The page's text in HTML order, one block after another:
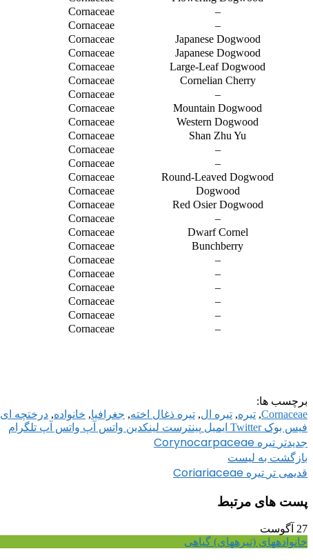
–
Cornaceae
–
Cornaceae
Japanese Dogwood
Cornaceae
Japanese Dogwood
Cornaceae
Large-Leaf Dogwood
Cornaceae
Cornelian Cherry
Cornaceae
–
Cornaceae
Mountain Dogwood
Cornaceae
Western Dogwood
Cornaceae
Shan Zhu Yu
Cornaceae
–
Cornaceae
–
Cornaceae
Round-Leaved Dogwood
Cornaceae
Dogwood
Cornaceae
Red Osier Dogwood
Cornaceae
–
Cornaceae
Dwarf Cornel
Cornaceae
Bunchberry
Cornaceae
–
Cornaceae
–
Cornaceae
–
Cornaceae
–
Cornaceae
–
Cornaceae
–
Cornaceae
برچسب ها:
Cornaceae
, تیره, تیره ال, تیره ذغال اخته, جغرافیا, خانواده, درختچه ای
فیس بوک Twitter ایمیل پینترست لینکدین واتس آپ واتس آپ تلگرام
جدیدتر تیره Corynocarpaceae
بازگشت به لیست
قدیمی تر تیره Coriariaceae
پست های مرتبط
27 آگوست
خانواده‎های (تیره‎های) گیاهی